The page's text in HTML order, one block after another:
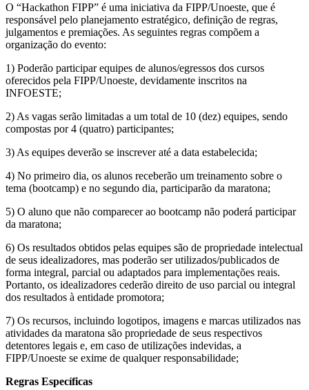
O “Hackathon FIPP” é uma iniciativa da FIPP/Unoeste, que é
responsável pelo planejamento estratégico, definição de regras,
julgamentos e premiações. As seguintes regras compõem a
organização do evento:
1) Poderão participar equipes de alunos/egressos dos cursos
oferecidos pela FIPP/Unoeste, devidamente inscritos na
INFOESTE;
2) As vagas serão limitadas a um total de 10 (dez) equipes, sendo
compostas por 4 (quatro) participantes;
3) As equipes deverão se inscrever até a data estabelecida;
4) No primeiro dia, os alunos receberão um treinamento sobre o
tema (bootcamp) e no segundo dia, participarão da maratona;
5) O aluno que não comparecer ao bootcamp não poderá participar
da maratona;
6) Os resultados obtidos pelas equipes são de propriedade intelectual
de seus idealizadores, mas poderão ser utilizados/publicados de
forma integral, parcial ou adaptados para implementações reais.
Portanto, os idealizadores cederão direito de uso parcial ou integral
dos resultados à entidade promotora;
7) Os recursos, incluindo logotipos, imagens e marcas utilizados nas
atividades da maratona são propriedade de seus respectivos
detentores legais e, em caso de utilizações indevidas, a
FIPP/Unoeste se exime de qualquer responsabilidade;
Regras Específicas